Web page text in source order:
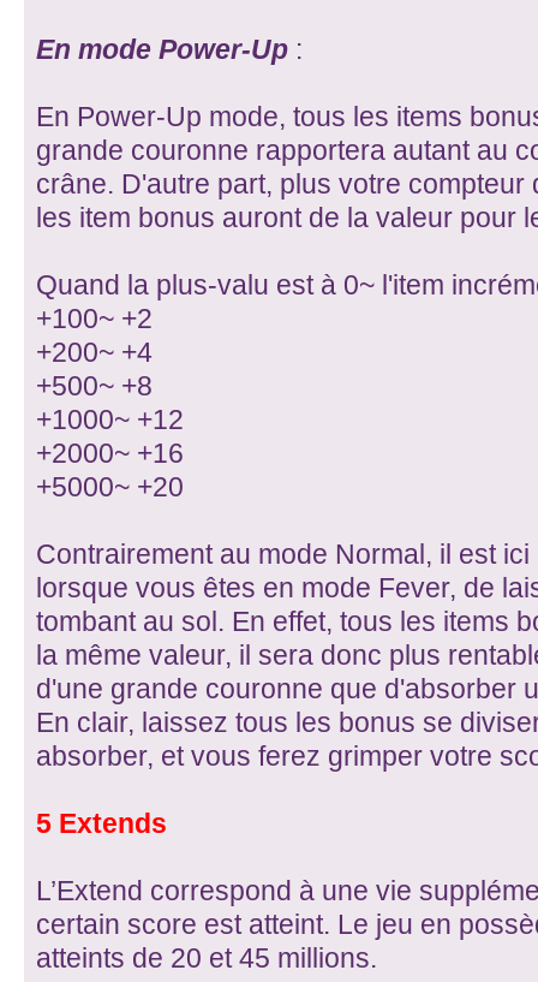
En mode Power-Up :
En Power-Up mode, tous les items
grande couronne rapportera autant au
crâne. D'autre part, plus votre
les item bonus auront de la valeur pour
Quand la plus-valu est à 0~ l'item
+100~ +2
+200~ +4
+500~ +8
+1000~ +12
+2000~ +16
+5000~ +20
Contrairement au mode Normal, il est
lorsque vous êtes en mode Fever, de
tombant au sol. En effet, tous les items
la même valeur, il sera donc plus
d'une grande couronne que d'absorber
En clair, laissez tous les bonus se
absorber, et vous ferez grimper votre
5 Extends
L’Extend correspond à une vie
certain score est atteint. Le jeu en
atteints de 20 et 45 millions.